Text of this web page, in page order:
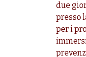
due
presso
per i